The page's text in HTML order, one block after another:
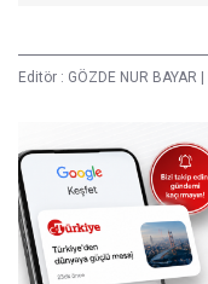
Editör : GÖZDE NUR BAYAR |